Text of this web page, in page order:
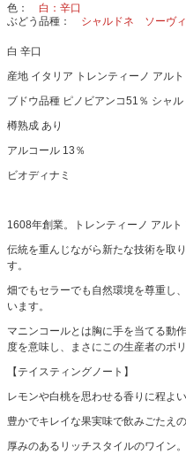
色
白：辛口
ぶどう品種
シャルドネ ソーヴ
白 辛口
産地 イタリア トレンティーノ アル
ブドウ品種 ピノビアンコ51％ シャ
樽熟成 あり
アルコール 13％
ビオディナミ
1608年創業。トレンティーノ アルト
伝統を重んじながら新たな技術を取
す。
畑でもセラーでも自然環境を尊重し
います。
マニンコールとは胸に手を当てる動
度を意味し、まさにこの生産者のポ
【テイスティングノート】
レモンや白桃を思わせる香りに程よ
豊かでキレイな果実味で飲みごたえ
厚みのあるリッチスタイルのワイン。